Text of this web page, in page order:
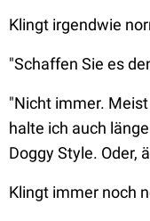
Klingt irgendwie
"Schaffen Sie es
"Nicht immer.
halte ich auch
Doggy Style. Oder,
Klingt immer noch